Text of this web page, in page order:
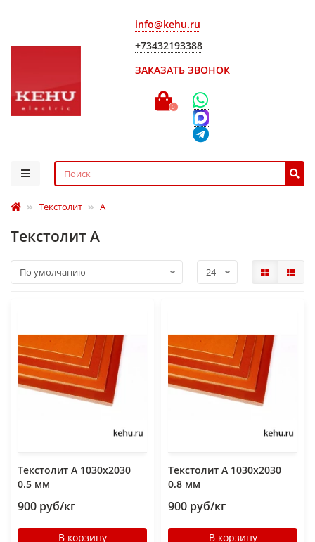
info@kehu.ru
+73432193388
ЗАКАЗАТЬ ЗВОНОК
0
Текстолит А
Текстолит А
Текстолит А 1030х2030
0.5 мм
900 руб/кг
В корзину
Текстолит А 1030х2030
0.8 мм
900 руб/кг
В корзину